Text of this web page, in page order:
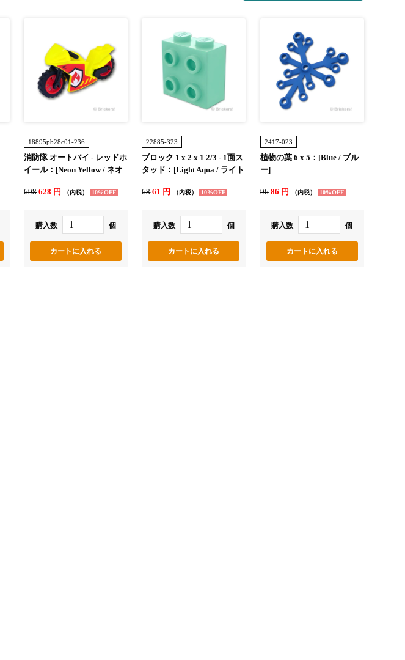
18895pb28c01-236
消防隊 オートバイ - レッドホ
イール：[Neon Yellow / ネオ
698 628 円 （内税） 10%OFF
購入数 個
22885-323
ブロック 1 x 2 x 1 2/3 - 1面ス
タッド：[Light Aqua / ライト
6861 円 （内税） 10%OFF
購入数 個
2417-023
植物の葉 6 x 5：[Blue / ブル
ー]
9686 円 （内税） 10%OFF
購入数 個